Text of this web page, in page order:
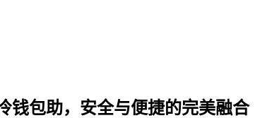
钱包助，安全与便捷的完美融合